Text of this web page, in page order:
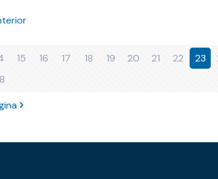
15 16 17 18 19 20 21 22 23